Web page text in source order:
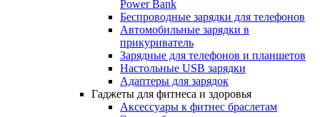
Power Bank
Беспроводные зарядки для телефонов
Автомобильные зарядки в
прикуриватель
Зарядные для телефонов и планшетов
Настольные USB зарядки
Адаптеры для зарядок
Гаджеты для фитнеса и здоровья
Аксессуары к фитнес браслетам